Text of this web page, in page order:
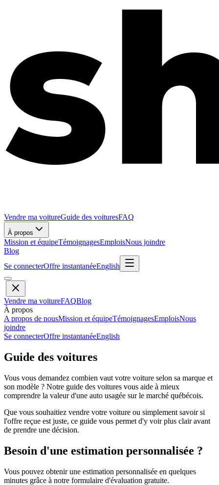
Vendre ma voitureGuide des voituresFAQ
À propos
Mission et équipeTémoignagesEmploisNous joindre
Blog
Se connecterOffre instantanéeEnglish
Vendre ma voitureFAQBlog
À propos
A propos de nousMission et équipeTémoignagesEmploisNous
joindre
Se connecterOffre instantanéeEnglish
Guide des voitures
Vous vous demandez combien vaut votre voiture selon sa marque et
son modèle ? Notre guide des voitures vous aide à mieux
comprendre la valeur d'une auto usagée sur le marché québécois.
Que vous souhaitiez vendre votre voiture ou simplement savoir si
l'offre reçue est juste, ce guide vous permet d'y voir plus clair avant
de prendre une décision.
Besoin d'une estimation personnalisée ?
Vous pouvez obtenir une estimation personnalisée en quelques
minutes grâce à notre formulaire d'évaluation gratuite.